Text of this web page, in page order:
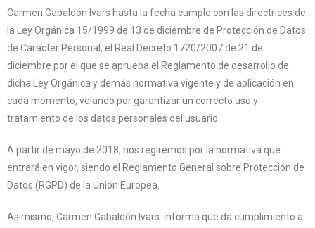
Carmen Gabaldón Ivars hasta la fecha cumple con las directrices de
la Ley Orgánica 15/1999 de 13 de diciembre de Protección de Datos
de Carácter Personal, el Real Decreto 1720/2007 de 21 de
diciembre por el que se aprueba el Reglamento de desarrollo de
dicha Ley Orgánica y demás normativa vigente y de aplicación en
cada momento, velando por garantizar un correcto uso y
tratamiento de los datos personales del usuario.
A partir de mayo de 2018, nos regiremos por la normativa que
entrará en vigor, siendo el Reglamento General sobre Protección de
Datos (RGPD) de la Unión Europea.
Asimismo, Carmen Gabaldón Ivars. informa que da cumplimiento a